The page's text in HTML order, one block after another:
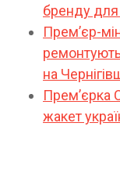
бренду для
Премʼєр-
на
Премʼєрка
жакет